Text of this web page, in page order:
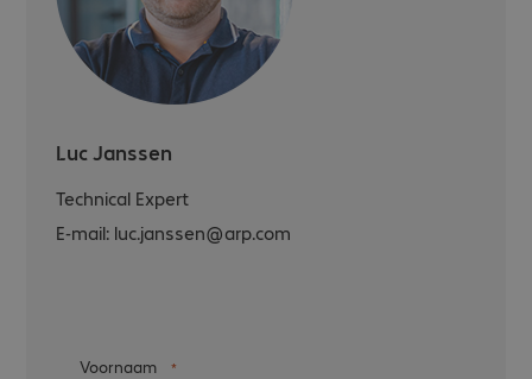
Luc Janssen
Technical Expert
E-mail: luc.janssen@arp.com
Voornaam